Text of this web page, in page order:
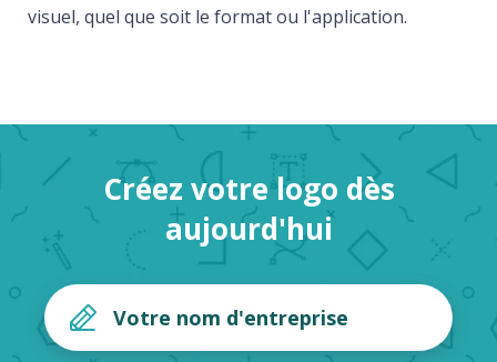
visuel, quel que soit le format ou l'application.
Créez votre logo dès
aujourd'hui